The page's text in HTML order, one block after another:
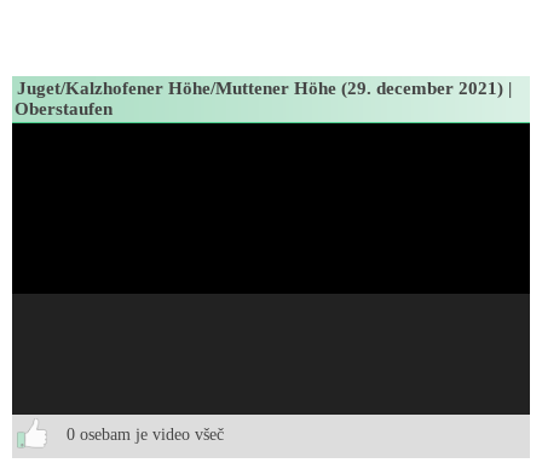
Juget/Kalzhofener Höhe/Muttener Höhe (29. december 2021) |
Oberstaufen
0 osebam je video všeč